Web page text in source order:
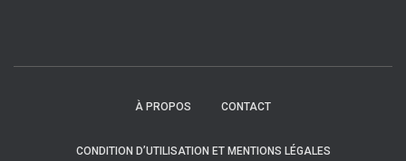
À PROPOS CONTACT
CONDITION D’UTILISATION ET MENTIONS LÉGALES